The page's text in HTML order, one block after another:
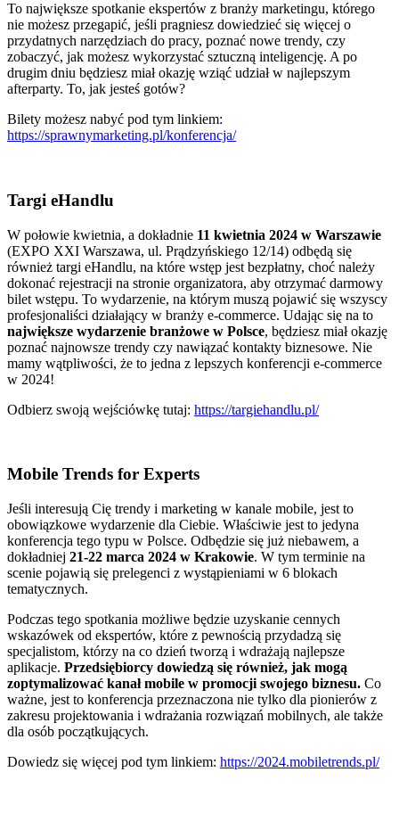
To największe spotkanie ekspertów z branży marketingu, którego
nie możesz przegapić, jeśli pragniesz dowiedzieć się więcej o
przydatnych narzędziach do pracy, poznać nowe trendy, czy
zobaczyć, jak możesz wykorzystać sztuczną inteligencję. A po
drugim dniu będziesz miał okazję wziąć udział w najlepszym
afterparty. To, jak jesteś gotów?
Bilety możesz nabyć pod tym linkiem:
https://sprawnymarketing.pl/konferencja/
Targi eHandlu
W połowie kwietnia, a dokładnie 11 kwietnia 2024 w Warszawie
(EXPO XXI Warszawa, ul. Prądzyńskiego 12/14) odbędą się
również targi eHandlu, na które wstęp jest bezpłatny, choć należy
dokonać rejestracji na stronie organizatora, aby otrzymać darmowy
bilet wstępu. To wydarzenie, na którym muszą pojawić się wszyscy
profesjonaliści działający w branży e-commerce. Udając się na to
największe wydarzenie branżowe w Polsce, będziesz miał okazję
poznać najnowsze trendy czy nawiązać kontakty biznesowe. Nie
mamy wątpliwości, że to jedna z lepszych konferencji e-commerce
w 2024!
Odbierz swoją wejściówkę tutaj: https://targiehandlu.pl/
Mobile Trends for Experts
Jeśli interesują Cię trendy i marketing w kanale mobile, jest to
obowiązkowe wydarzenie dla Ciebie. Właściwie jest to jedyna
konferencja tego typu w Polsce. Odbędzie się już niebawem, a
dokładniej 21-22 marca 2024 w Krakowie. W tym terminie na
scenie pojawią się prelegenci z wystąpieniami w 6 blokach
tematycznych.
Podczas tego spotkania możliwe będzie uzyskanie cennych
wskazówek od ekspertów, które z pewnością przydadzą się
specjalistom, którzy na co dzień tworzą i wdrażają najlepsze
aplikacje. Przedsiębiorcy dowiedzą się również, jak mogą
zoptymalizować kanał mobile w promocji swojego biznesu. Co
ważne, jest to konferencja przeznaczona nie tylko dla pionierów z
zakresu projektowania i wdrażania rozwiązań mobilnych, ale także
dla osób początkujących.
Dowiedz się więcej pod tym linkiem: https://2024.mobiletrends.pl/